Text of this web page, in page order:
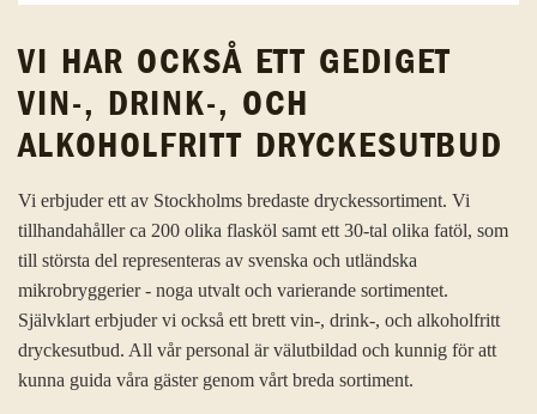
VI HAR OCKSÅ ETT GEDIGET
VIN-, DRINK-, OCH
ALKOHOLFRITT DRYCKESUTBUD
Vi erbjuder ett av Stockholms bredaste dryckessortiment. Vi
tillhandahåller ca 200 olika flasköl samt ett 30-tal olika fatöl, som
till största del representeras av svenska och utländska
mikrobryggerier - noga utvalt och varierande sortimentet.
Självklart erbjuder vi också ett brett vin-, drink-, och alkoholfritt
dryckesutbud. All vår personal är välutbildad och kunnig för att
kunna guida våra gäster genom vårt breda sortiment.